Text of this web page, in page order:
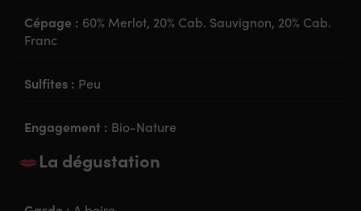
Cépage : 60% Merlot, 20% Cab. Sauvignon, 20% Cab.
Franc
Sulfites : Peu
Engagement : Bio-Nature
La dégustation